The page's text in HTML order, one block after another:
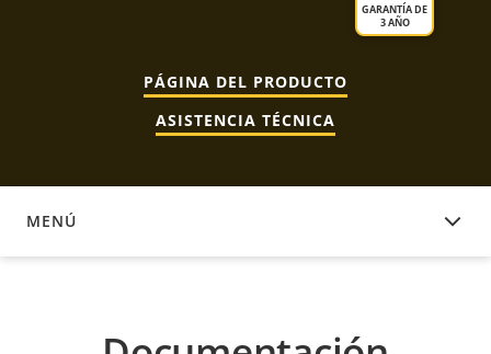
GARANTÍA DE
3 AÑO
PÁGINA DEL PRODUCTO
ASISTENCIA TÉCNICA
MENÚ
DOCUMENTACIÓN